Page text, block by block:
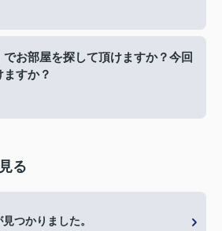
でお部屋を探して頂けますか？今回
すか？
る
つかりました。